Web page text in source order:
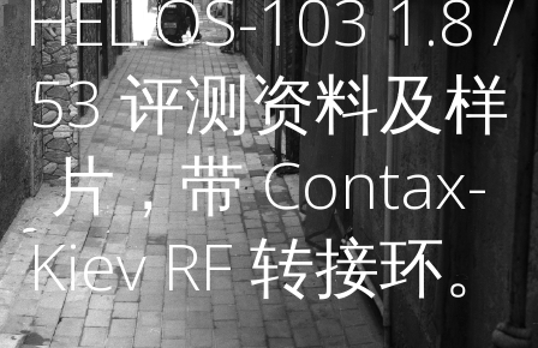
HELIOS-103 1.8 /
53 评测资料及样
片，带 Contax-
Kiev RF 转接环。